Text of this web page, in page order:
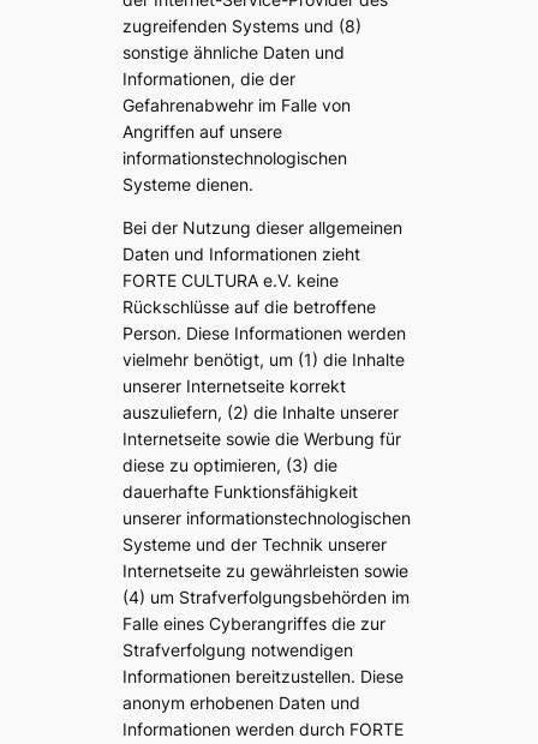
zugreifenden Systems und (8)
sonstige ähnliche Daten und
Informationen, die der
Gefahrenabwehr im Falle von
Angriffen auf unsere
informationstechnologischen
Systeme dienen.
Bei der Nutzung dieser allgemeinen
Daten und Informationen zieht
FORTE CULTURA e.V. keine
Rückschlüsse auf die betroffene
Person. Diese Informationen werden
vielmehr benötigt, um (1) die Inhalte
unserer Internetseite korrekt
auszuliefern, (2) die Inhalte unserer
Internetseite sowie die Werbung für
diese zu optimieren, (3) die
dauerhafte Funktionsfähigkeit
unserer informationstechnologischen
Systeme und der Technik unserer
Internetseite zu gewährleisten sowie
(4) um Strafverfolgungsbehörden im
Falle eines Cyberangriffes die zur
Strafverfolgung notwendigen
Informationen bereitzustellen. Diese
anonym erhobenen Daten und
Informationen werden durch FORTE